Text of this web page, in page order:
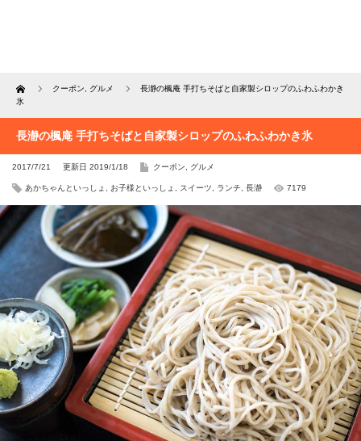
Home クーポン グルメ
長瀞の楓庵 手打ちそばと自家製シロップのふわふわかき
氷
長瀞の楓庵 手打ちそばと自家製シロップのふわふわかき氷
2017/7/21 更新日 2019/1/18 クーポン グルメ
あかちゃんといっしょ お子様といっしょ スイーツ ランチ 長瀞 7179